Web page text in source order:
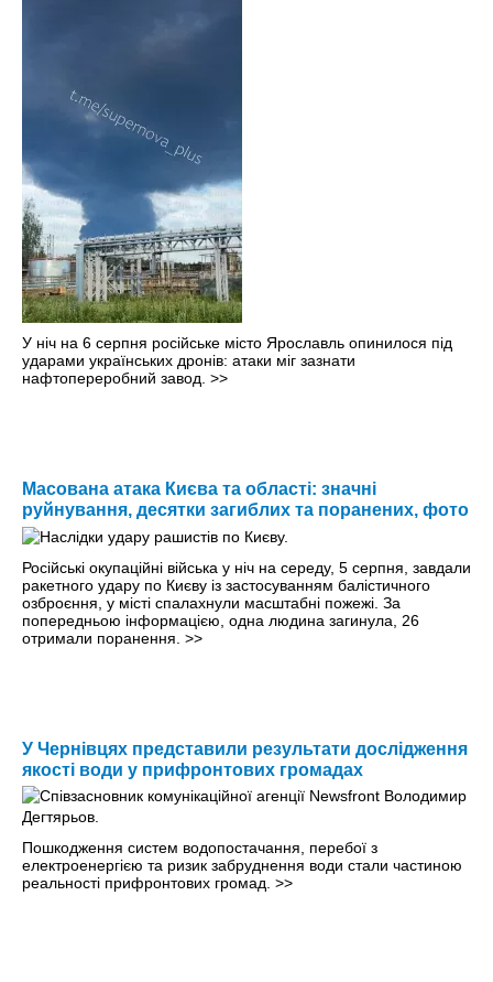
У ніч на 6 серпня російське місто Ярославль опинилося під
ударами українських дронів: атаки міг зазнати
нафтопереробний завод. >>
Масована атака Києва та області: значні
руйнування, десятки загиблих та поранених, фото
Російські окупаційні війська у ніч на середу, 5 серпня, завдали
ракетного удару по Києву із застосуванням балістичного
озброєння, у місті спалахнули масштабні пожежі. За
попередньою інформацією, одна людина загинула, 26
отримали поранення. >>
У Чернівцях представили результати дослідження
якості води у прифронтових громадах
Пошкодження систем водопостачання, перебої з
електроенергією та ризик забруднення води стали частиною
реальності прифронтових громад. >>